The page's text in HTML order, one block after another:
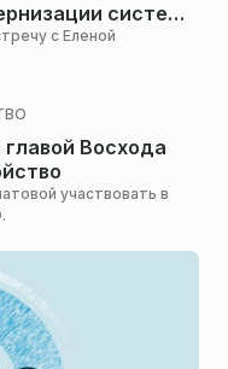
системы
с Еленой
Восхода
участвовать в